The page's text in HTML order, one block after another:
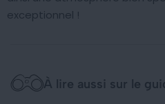
exceptionnel !
À lire aussi sur le